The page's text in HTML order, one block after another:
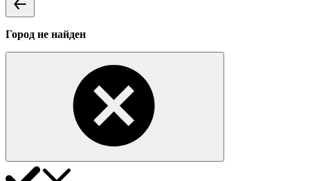
Город не найден